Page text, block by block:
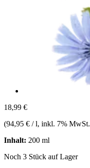
18,99 €
(94,95 € / l, inkl. 7% MwSt.
Inhalt: 200 ml
Noch 3 Stück auf Lager